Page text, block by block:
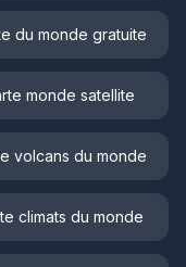
du monde gratuite
monde satellite
volcans du monde
climats du monde